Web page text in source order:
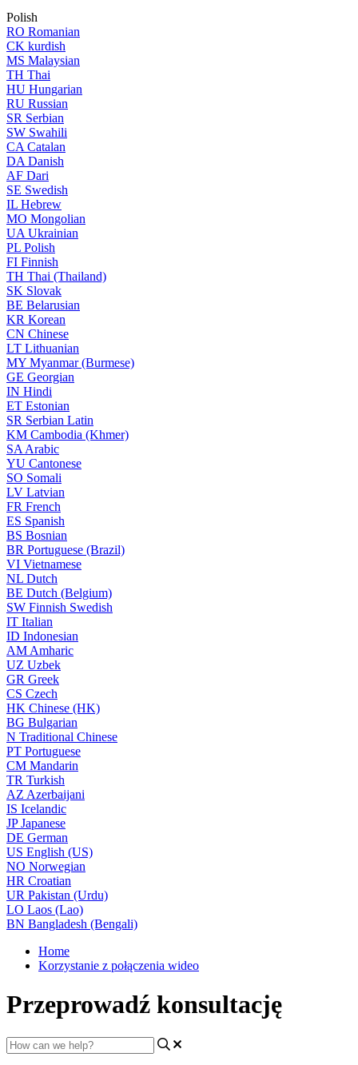
Polish
RO Romanian
CK kurdish
MS Malaysian
TH Thai
HU Hungarian
RU Russian
SR Serbian
SW Swahili
CA Catalan
DA Danish
AF Dari
SE Swedish
IL Hebrew
MO Mongolian
UA Ukrainian
PL Polish
FI Finnish
TH Thai (Thailand)
SK Slovak
BE Belarusian
KR Korean
CN Chinese
LT Lithuanian
MY Myanmar (Burmese)
GE Georgian
IN Hindi
ET Estonian
SR Serbian Latin
KM Cambodia (Khmer)
SA Arabic
YU Cantonese
SO Somali
LV Latvian
FR French
ES Spanish
BS Bosnian
BR Portuguese (Brazil)
VI Vietnamese
NL Dutch
BE Dutch (Belgium)
SW Finnish Swedish
IT Italian
ID Indonesian
AM Amharic
UZ Uzbek
GR Greek
CS Czech
HK Chinese (HK)
BG Bulgarian
N Traditional Chinese
PT Portuguese
CM Mandarin
TR Turkish
AZ Azerbaijani
IS Icelandic
JPJapanese
DE German
US English (US)
NO Norwegian
HR Croatian
UR Pakistan (Urdu)
LO Laos (Lao)
BN Bangladesh (Bengali)
Home
Korzystanie z połączenia wideo
Przeprowadź konsultację